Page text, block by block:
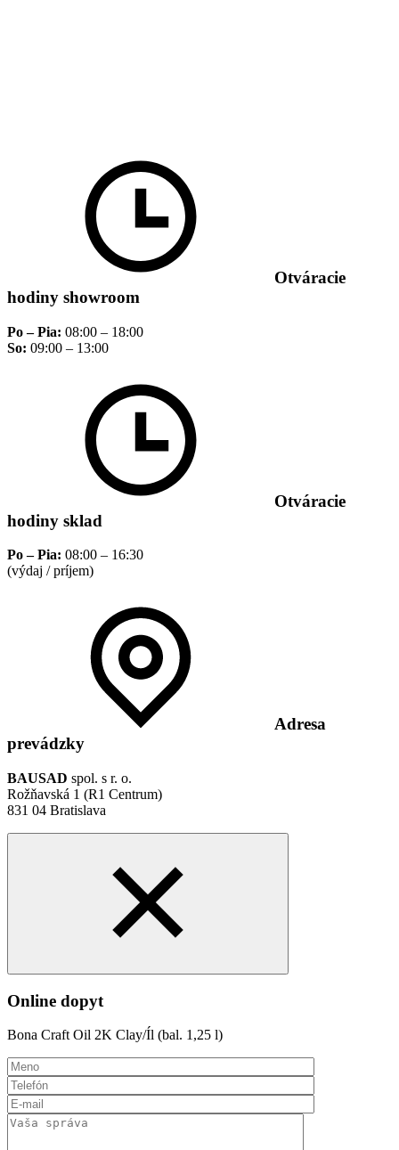
Otváracie
hodiny showroom
Po – Pia: 08:00 – 18:00
So: 09:00 – 13:00
Otváracie
hodiny sklad
Po – Pia: 08:00 – 16:30
(výdaj / príjem)
Adresa
prevádzky
BAUSAD spol. s r. o.
Rožňavská 1 (R1 Centrum)
831 04 Bratislava
Online dopyt
Bona Craft Oil 2K Clay/Íl (bal. 1,25 l)